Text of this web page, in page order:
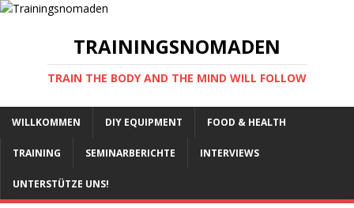
TRAININGSNOMADEN
TRAIN THE BODY AND THE MIND WILL FOLLOW
WILLKOMMEN DIY EQUIPMENT FOOD & HEALTH
TRAINING SEMINARBERICHTE INTERVIEWS
UNTERSTÜTZE UNS!